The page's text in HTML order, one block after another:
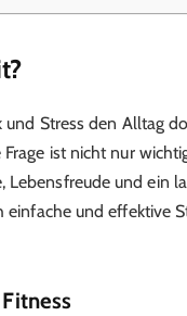
und Stress den Alltag
Frage ist nicht nur
Lebensfreude und ein
einfache und effektive